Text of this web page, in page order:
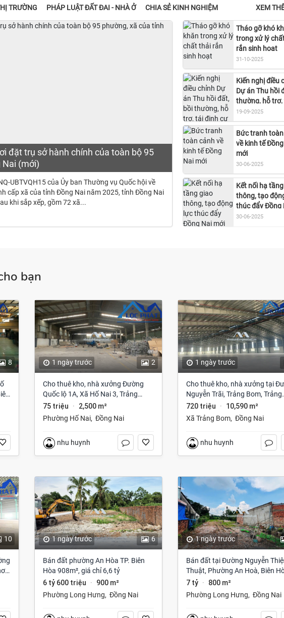
TRƯỜNG PHÁP LUẬT ĐẤT ĐAI - NHÀ Ở CHIA SẺ KINH NGHIỆM XEM
đặt trụ sở hành chính của toàn bộ 95
Nai (mới)
UBTVQH15 của Ủy ban Thường vụ Quốc hội về
cấp xã của tỉnh Đồng Nai năm 2025, tỉnh Đồng Nai
khi sắp xếp, gồm 72 xã...
Tháo gỡ khó
trong xử lý
rắn sinh hoạt
31-10-2025
Kiến nghị điều
Dự án Thu hồi
thường, hỗ trợ,
định cư Sân
Thành
19-09-2025
Bức tranh
về kinh tế
mới
30-06-2025
Kết nối hạ
thông, tạo
thúc đẩy Đồng
mới phát triển
30-06-2025
bạn
8 2
1 ngày trước
Cho thuê kho, nhà xưởng Đường
Quốc lộ 1A, Xã Hố Nai 3, Trảng
Bom, Đồng Nai giá 75 Triệu
75 triệu · 2,500 m²
Phường Hố Nai, Đồng Nai
nhu huynh
1 ngày trước
Cho thuê kho, nhà xưởng tại
Nguyễn Trãi, Trảng Bom, Trảng
Bom, Đồng Nai giá 720 Triệu
720 triệu · 10,590 m²
Xã Trảng Bom, Đồng Nai
nhu huynh
10 6
1 ngày trước
Bán đất phường An Hòa TP. Biên
Hòa 908m², giá chỉ 6,6 tỷ
6 tỷ 600 triệu · 900 m²
Phường Long Hưng, Đồng Nai
1 ngày trước
Bán đất tại Đường Nguyễn
Thuật, Phường An Hoà, Biên
Đồng Nai giá 7 tỷ
7 tỷ · 800 m²
Phường Long Hưng, Đồng Nai